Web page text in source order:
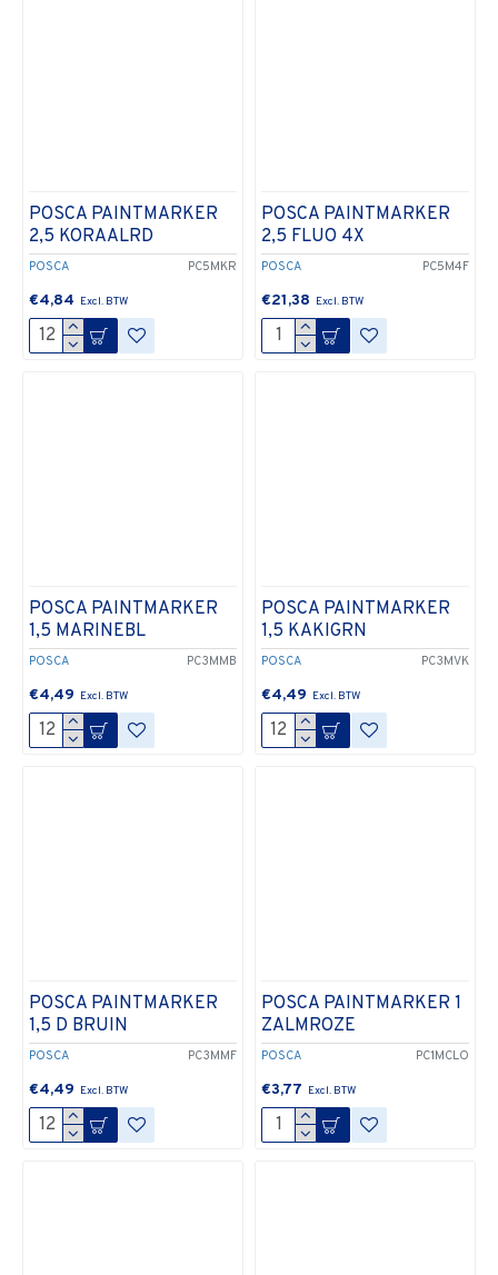
POSCA PC5MKR
POSCA PAINTMARKER
2,5 KORAALRD
€4,84
POSCA PC5M4F
POSCA PAINTMARKER
2,5 FLUO 4X
€21,38
POSCA PC3MMB
POSCA PAINTMARKER
1,5 MARINEBL
€4,49
POSCA PC3MVK
POSCA PAINTMARKER
1,5 KAKIGRN
€4,49
POSCA PC3MMF
POSCA PAINTMARKER
1,5 D BRUIN
€4,49
POSCA PC1MCLO
POSCA PAINTMARKER 1
ZALMROZE
€3,77